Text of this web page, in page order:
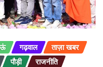
गढ़वाल
ताज़ा खबर
पौड़ी
राजनीति